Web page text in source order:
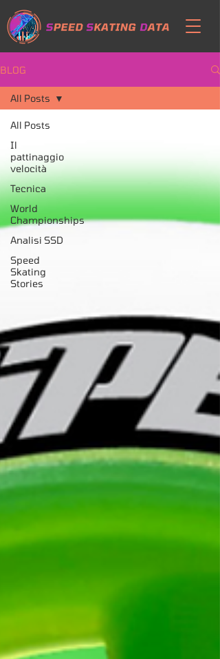
BLOG
All Posts
Il
pattinaggio
velocità
Tecnica
World
Championships
Analisi SSD
Speed
Skating
Stories
All Posts